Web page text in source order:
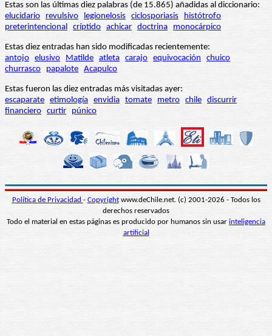
Estas son las últimas diez palabras (de 15.865) añadidas al diccionario:
elucidario
revulsivo legionelosis ciclosporiasis
histótrofo
preterintencional críptido achicar doctrina monocárpico
Estas diez entradas han sido modificadas recientemente:
antojo elusivo Matilde atleta carajo equivocación
chuico
churrasco
papalote Acapulco
Estas fueron las diez entradas más visitadas ayer:
escaparate etimología envidia tomate metro chile discurrir
financiero curtir púnico
Política de Privacidad - Copyrightwww.deChile.net. (c) 2001-2026 - Todos los
derechos reservados
Todo el material en estas páginas es producido por humanos sin usar inteligencia
artificial